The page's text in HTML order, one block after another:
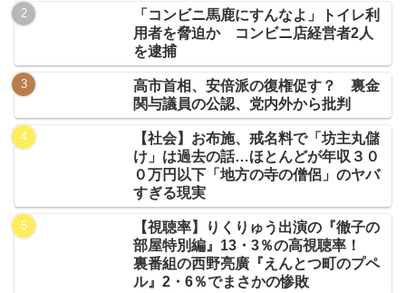
「コンビニ馬鹿にすんなよ」トイレ利
用者を脅迫か コンビニ店経営者2人
を逮捕
高市首相、安倍派の復権促す？ 裏金
関与議員の公認、党内外から批判
【社会】お布施、戒名料で「坊主丸儲
け」は過去の話…ほとんどが年収３０
０万円以下「地方の寺の僧侶」のヤバ
すぎる現実
【視聴率】りくりゅう出演の『徹子の
部屋特別編』13・3％の高視聴率！
裏番組の西野亮廣『えんとつ町のプペ
ル』2・6％でまさかの惨敗